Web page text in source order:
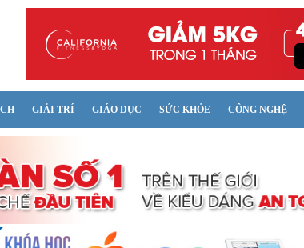
GIẢI TRÍ GIÁO DỤC SỨC KHỎE CÔNG NGHỆ